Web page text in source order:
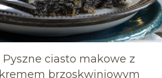
Pyszne ciasto makowe z
kremem brzoskwiniowym